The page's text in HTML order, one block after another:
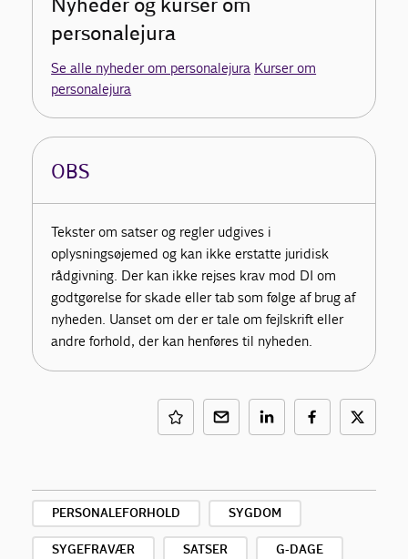
Nyheder og kurser om
personalejura
Se alle nyheder om personalejura Kurser om
personalejura
OBS
Tekster om satser og regler udgives i
oplysningsøjemed og kan ikke erstatte juridisk
rådgivning. Der kan ikke rejses krav mod DI om
godtgørelse for skade eller tab som følge af brug af
nyheden. Uanset om der er tale om fejlskrift eller
andre forhold, der kan henføres til nyheden.
PERSONALEFORHOLD SYGDOM
SYGEFRAVÆR SATSER G-DAGE